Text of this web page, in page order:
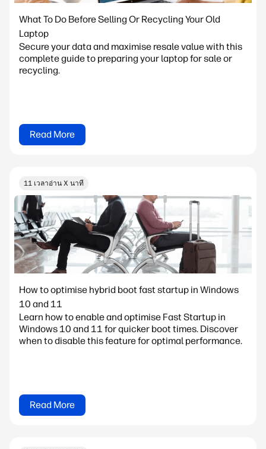
What To Do Before Selling Or Recycling Your Old
Laptop
Secure your data and maximise resale value with this
complete guide to preparing your laptop for sale or
recycling.
Read More
11 เวลาอ่าน X นาที
How to optimise hybrid boot fast startup in Windows
10 and 11
Learn how to enable and optimise Fast Startup in
Windows 10 and 11 for quicker boot times. Discover
when to disable this feature for optimal performance.
Read More